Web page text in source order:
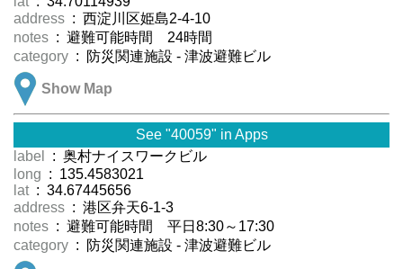
address : 西淀川区姫島2-4-10
notes : 避難可能時間 24時間
category : 防災関連施設 - 津波避難ビル
Show Map
See "40059" in Apps
label
: 奥村ナイスワークビル
long : 135.4583021
lat : 34.67445656
address : 港区弁天6-1-3
notes : 避難可能時間 平日8:30～17:30
category : 防災関連施設 - 津波避難ビル